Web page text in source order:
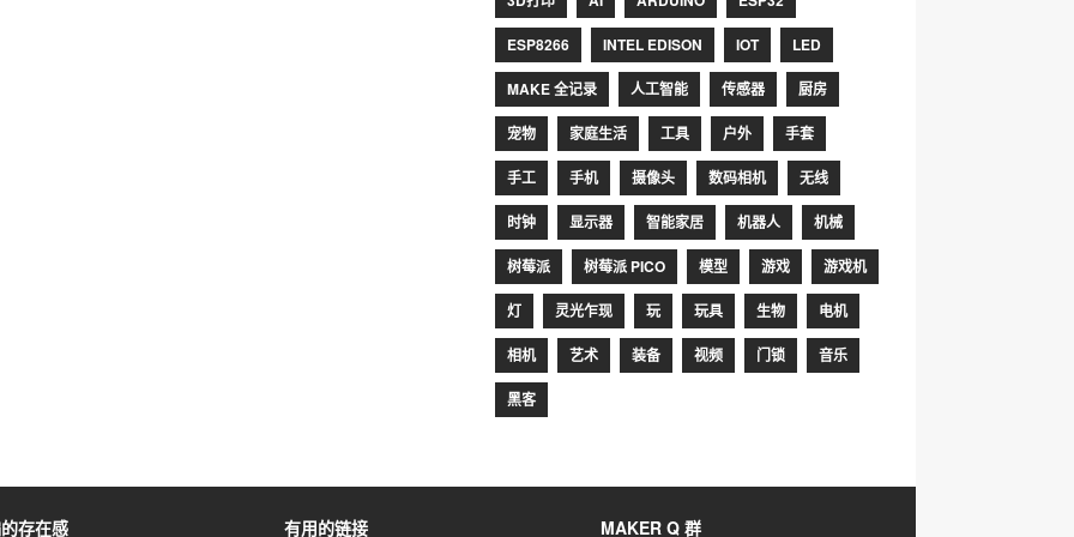
ESP8266 INTEL EDISON IOT LED
MAKE 全记录 人工智能 传感器 厨房
宠物 家庭生活 工具 户外 手套
手工 手机 摄像头 数码相机 无线
时钟 显示器 智能家居 机器人 机械
树莓派 树莓派 PICO 模型 游戏 游戏机
灯 灵光乍现 玩 玩具 生物 电机
相机 艺术 装备 视频 门锁 音乐
黑客
存在感 有用的链接 MAKER Q 群